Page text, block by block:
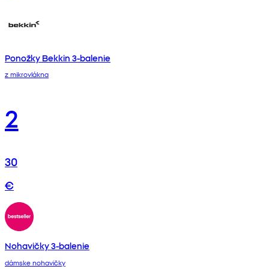
Ponožky Bekkin 3-balenie
z mikrovlákna
2
30
€
Nohavičky 3-balenie
dámske nohavičky